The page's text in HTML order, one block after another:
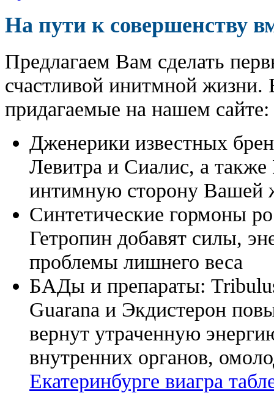
На пути к совершенству
Предлагаем Вам сделать
счастливой инитмной жизни.
придагаемые на нашем сайте:
Дженерики известных
Левитра и Сиалис, а
интимную сторону Вашей
Синтетические гормоны
Гетропин добавят силы,
проблемы лишнего веса
БАДы и препараты:
Guarana и Экдистерон
вернут утраченную
внутренних органов,
Екатеринбурге виагра